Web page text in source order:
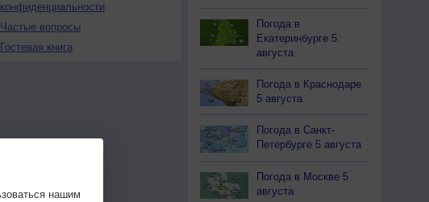
конфиденциальности
Частые вопросы
Гостевая книга
Погода в
Екатеринбурге 5
августа
Погода в Краснодаре
5 августа
Погода в Санкт-
Петербурге 5 августа
Погода в Москве 5
августа
нашим